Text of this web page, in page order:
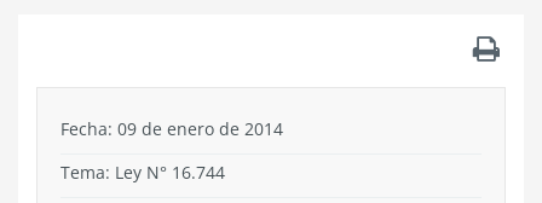
Fecha: 09 de enero de 2014
Tema: Ley N° 16.744